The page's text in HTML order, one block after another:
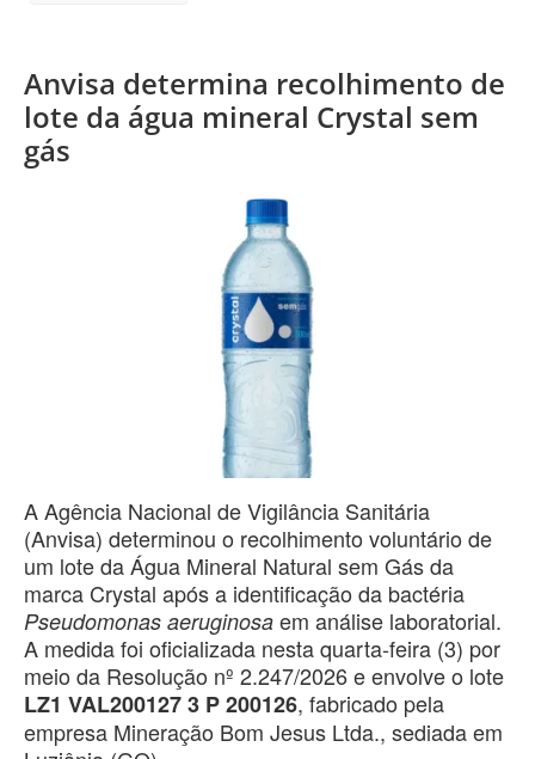
Anvisa determina recolhimento de
lote da água mineral Crystal sem
gás
A Agência Nacional de Vigilância Sanitária
(Anvisa) determinou o recolhimento voluntário de
um lote da Água Mineral Natural sem Gás da
marca Crystal após a identificação da bactéria
Pseudomonas aeruginosa em análise laboratorial.
A medida foi oficializada nesta quarta-feira (3) por
meio da Resolução nº 2.247/2026 e envolve o lote
LZ1 VAL200127 3 P 200126, fabricado pela
empresa Mineração Bom Jesus Ltda., sediada em